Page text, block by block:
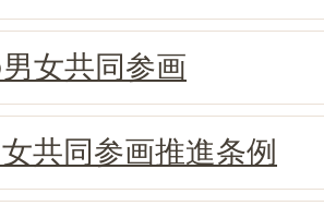
女共同参画
共同参画推進条例